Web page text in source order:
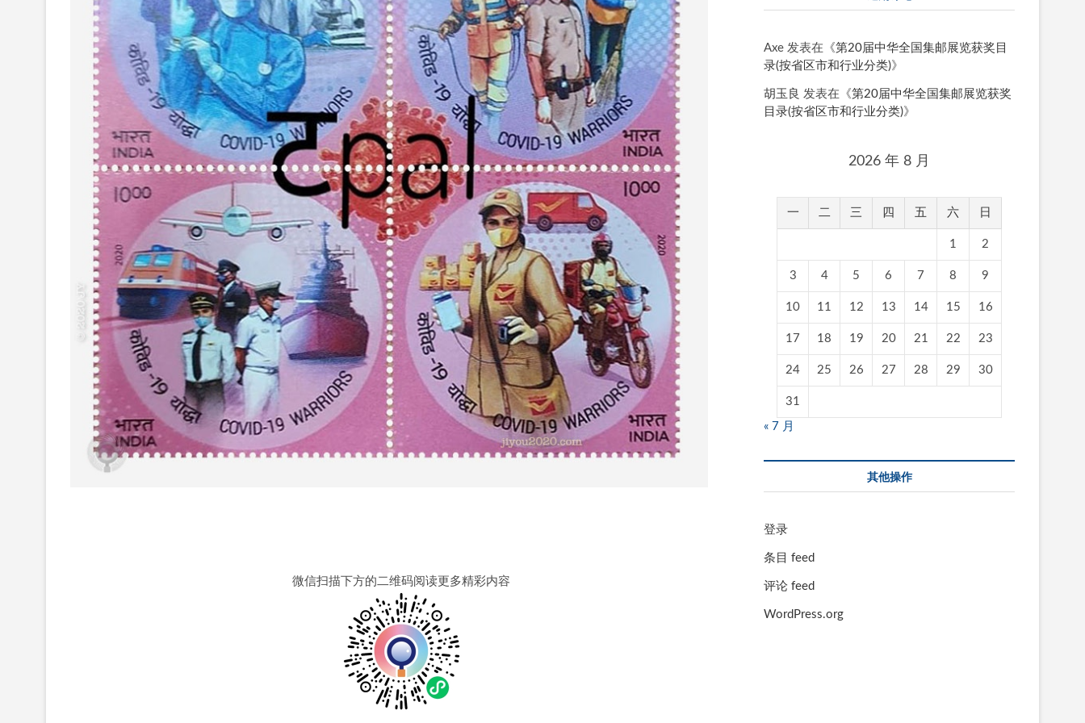
微信扫描下方的二维码阅读更多精彩内容
Axe 发表在《第20届中华全国集邮展览获奖目
录(按省区市和行业分类)》
胡玉良 发表在《第20届中华全国集邮展览获奖
目录(按省区市和行业分类)》
2026 年 8 月
一 二 三 四 五 六 日
1 2
3 4 5 6 7 8 9
10 11 12 13 14 15 16
17 18 19 20 21 22 23
24 25 26 27 28 29 30
31
« 7 月
其他操作
登录
条目 feed
评论 feed
WordPress.org